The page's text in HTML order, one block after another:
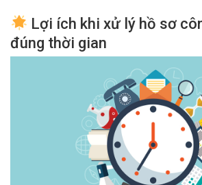
Lợi ích khi xử lý hồ sơ
đúng thời gian